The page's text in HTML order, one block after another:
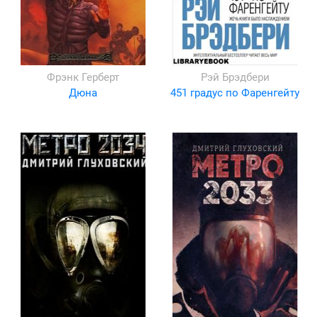
Фрэнк Герберт
Дюна
Рэй Брэдбери
451 градус по Фаренгейту